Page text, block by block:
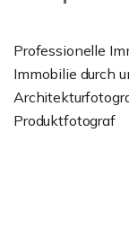
Professionelle
Immobilie durch
Produktfotograf